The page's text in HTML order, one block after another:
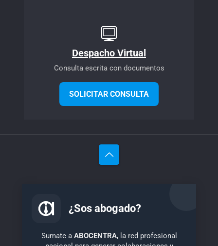
Despacho Virtual
Consulta escrita con documentos
SOLICITAR CONSULTA
¿Sos abogado?
Sumate a ABOCENTRA, la red profesional